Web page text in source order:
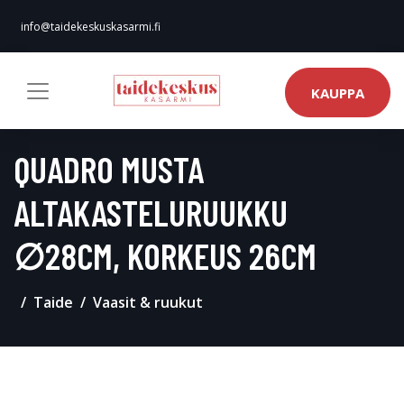
info@taidekeskuskasarmi.fi
KAUPPA
QUADRO MUSTA
ALTAKASTELURUUKKU
∅28CM, KORKEUS 26CM
Taide Vaasit & ruukut